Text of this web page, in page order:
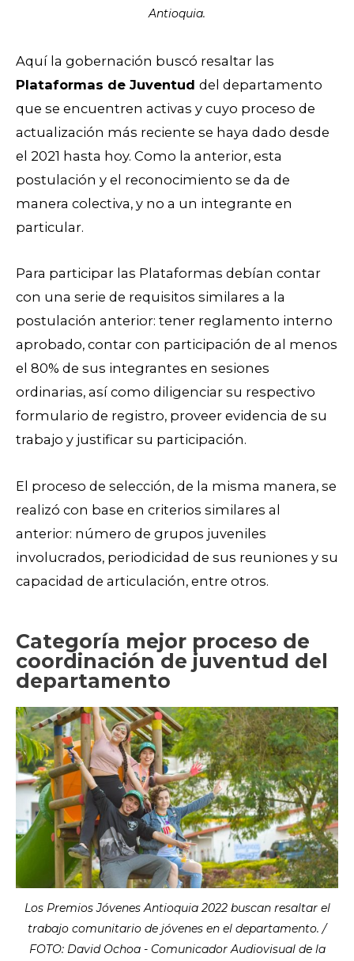
Antioquia.
Aquí la gobernación buscó resaltar las
Plataformas de Juventud del departamento
que se encuentren activas y cuyo proceso de
actualización más reciente se haya dado desde
el 2021 hasta hoy. Como la anterior, esta
postulación y el reconocimiento se da de
manera colectiva, y no a un integrante en
particular.
Para participar las Plataformas debían contar
con una serie de requisitos similares a la
postulación anterior: tener reglamento interno
aprobado, contar con participación de al menos
el 80% de sus integrantes en sesiones
ordinarias, así como diligenciar su respectivo
formulario de registro, proveer evidencia de su
trabajo y justificar su participación.
El proceso de selección, de la misma manera, se
realizó con base en criterios similares al
anterior: número de grupos juveniles
involucrados, periodicidad de sus reuniones y su
capacidad de articulación, entre otros.
Categoría mejor proceso de
coordinación de juventud del
departamento
Los Premios Jóvenes Antioquia 2022 buscan resaltar el
trabajo comunitario de jóvenes en el departamento. /
FOTO: David Ochoa - Comunicador Audiovisual de la